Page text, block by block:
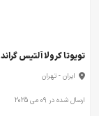
تویوتا کرولا آلتیس گراند 2021 فول آپشن، وضعیت عالی...
ایران - تهران
ارسال شده در 09 می 2025